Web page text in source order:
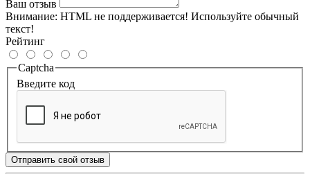
Ваш отзыв
Внимание: HTML не поддерживается! Используйте обычный
текст!
Рейтинг
Captcha
Введите код
Отправить свой отзыв